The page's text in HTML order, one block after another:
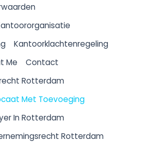
Kantoorklachtenregeling
Me
Contact
Rotterdam
Met Toevoeging
In Rotterdam
Rotterdam